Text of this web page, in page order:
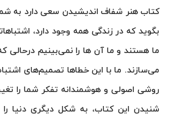
کتاب هنر شفاف اندیشیدن سعی دارد به
بگوید که در زندگی همه وجود دارد،
ما هستند و ما آن ها را نمی‌بینیم
می‌سازند. ما با این خطا‌ها تصمیم‌های
روشی اصولی و هوشمندانه تفکر شما را
شنیدن این کتاب، به شکل دیگری دنیا